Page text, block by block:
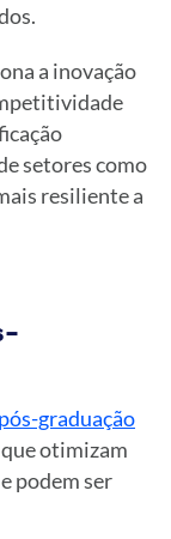
a inovação
setores como
resiliente a
graduação
otimizam
podem ser